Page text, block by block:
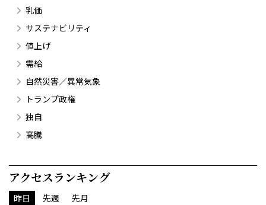
乳価
サステナビリティ
値上げ
需給
自然災害／異常気象
トランプ政権
独自
高騰
アクセスランキング
昨日 先週 先月